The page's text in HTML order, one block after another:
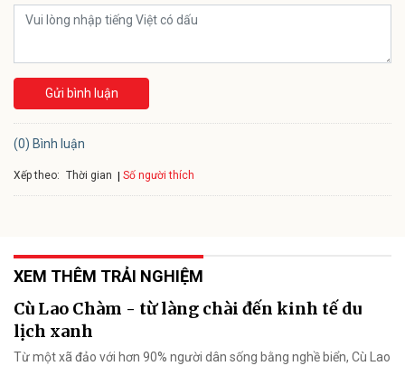
Gửi bình luận
(0) Bình luận
Xếp theo: Thời gian Số người thích
XEM THÊM TRẢI NGHIỆM
Cù Lao Chàm - từ làng chài đến kinh tế du
lịch xanh
Từ một xã đảo với hơn 90% người dân sống bằng nghề biển, Cù Lao